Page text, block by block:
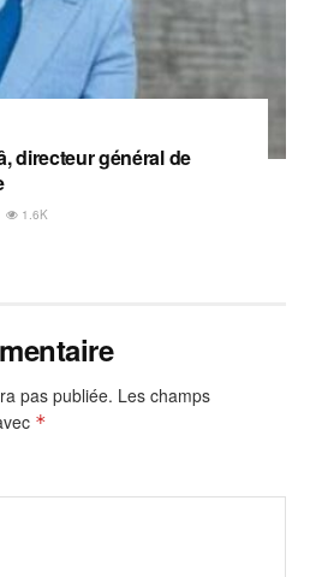
directeur général de
1.6K
pas publiée. Les champs
*